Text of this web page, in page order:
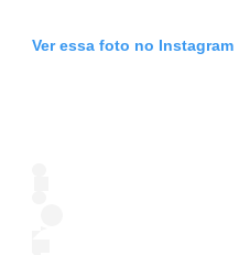
Ver essa foto no Instagram